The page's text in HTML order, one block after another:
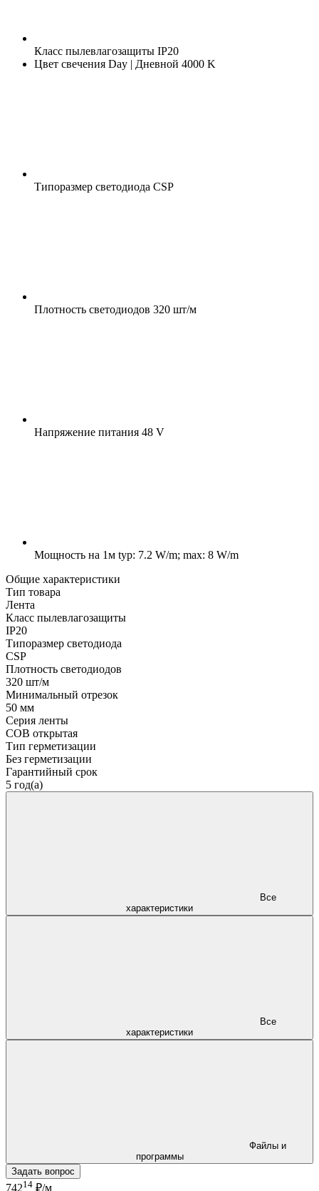
Класс пылевлагозащиты IP20
Цвет свечения Day | Дневной 4000 K
Типоразмер светодиода CSP
Плотность светодиодов 320 шт/м
Напряжение питания 48 V
Мощность на 1м typ: 7.2 W/m; max: 8 W/m
Общие характеристики
Тип товара
Лента
Класс пылевлагозащиты
IP20
Типоразмер светодиода
CSP
Плотность светодиодов
320 шт/м
Минимальный отрезок
50 мм
Серия ленты
COB открытая
Тип герметизации
Без герметизации
Гарантийный срок
5 год(а)
характеристики
характеристики
программы
Задать вопрос
74214 ₽/м